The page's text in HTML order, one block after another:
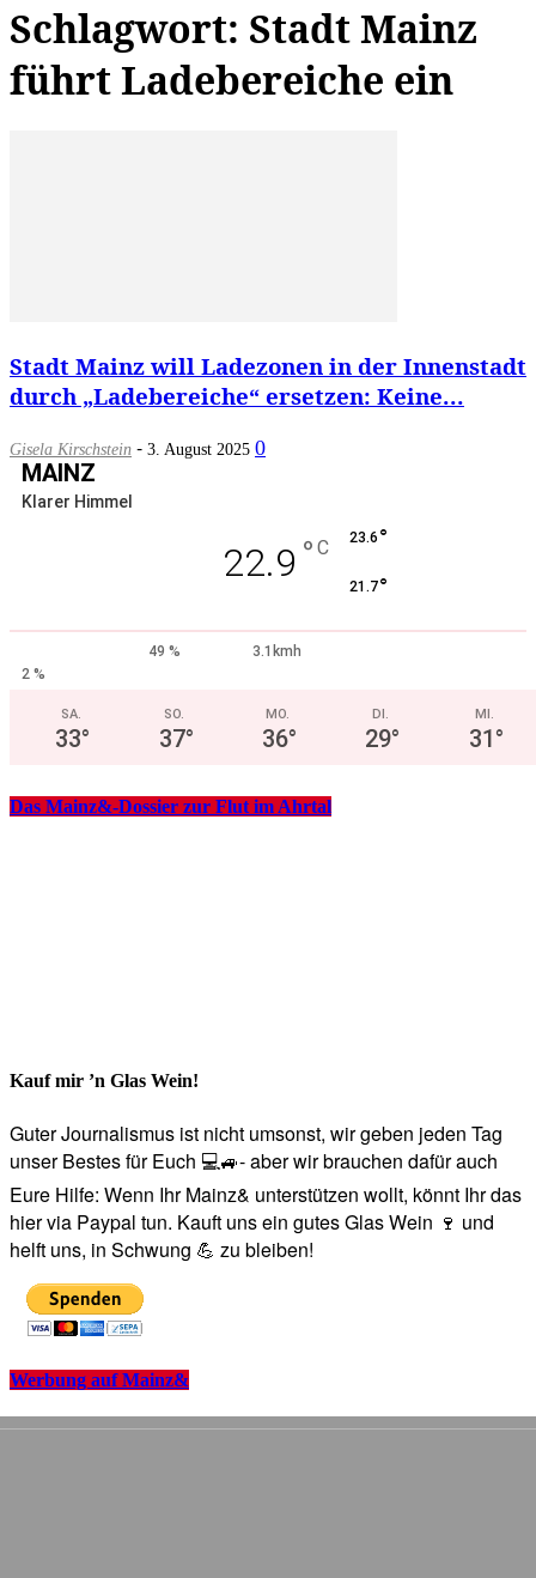
Schlagwort: Stadt Mainz
führt Ladebereiche ein
Stadt Mainz will Ladezonen in der Innenstadt
durch „Ladebereiche“ ersetzen: Keine...
Gisela Kirschstein - 3. August 2025 0
MAINZ
Klarer Himmel
22.9 ° C 23.6 °
21.7°
49 %
3.1kmh
2 %
SA.
33°
SO.
37°
MO.
36°
DI.
29°
MI.
31°
Das Mainz&-Dossier zur Flut im Ahrtal
Kauf mir ’n Glas Wein!
Guter Journalismus ist nicht umsonst, wir geben jeden Tag
unser Bestes für Euch 💻🚙- aber wir brauchen dafür auch
Eure Hilfe: Wenn Ihr Mainz& unterstützen wollt, könnt Ihr das
hier via Paypal tun. Kauft uns ein gutes Glas Wein 🍷 und
helft uns, in Schwung 💪 zu bleiben!
Werbung auf Mainz&